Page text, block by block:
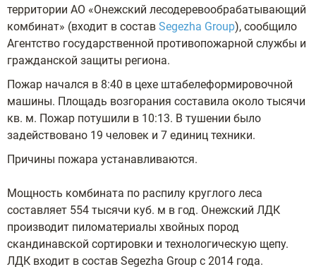
территории АО «Онежский лесодеревообрабатывающий
комбинат» (входит в состав Segezha Group), сообщило
Агентство государственной противопожарной службы и
гражданской защиты региона.
Пожар начался в 8:40 в цехе штабелеформировочной
машины. Площадь возгорания составила около тысячи
кв. м. Пожар потушили в 10:13. В тушении было
задействовано 19 человек и 7 единиц техники.
Причины пожара устанавливаются.
Мощность комбината по распилу круглого леса
составляет 554 тысячи куб. м в год. Онежский ЛДК
производит пиломатериалы хвойных пород
скандинавской сортировки и технологическую щепу.
ЛДК входит в состав Segezha Group с 2014 года.